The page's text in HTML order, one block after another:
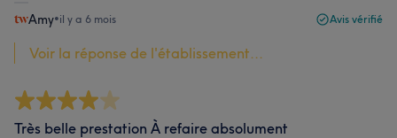
Amy•il y a 6 mois Avis vérifié
Voir la réponse de l'établissement...
Très belle prestation À refaire absolument